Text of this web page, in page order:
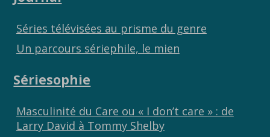
Séries télévisées au prisme du genre
Un parcours sériephile, le mien
Sériesophie
Masculinité du Care ou « I don’t care » : de
Larry David à Tommy Shelby